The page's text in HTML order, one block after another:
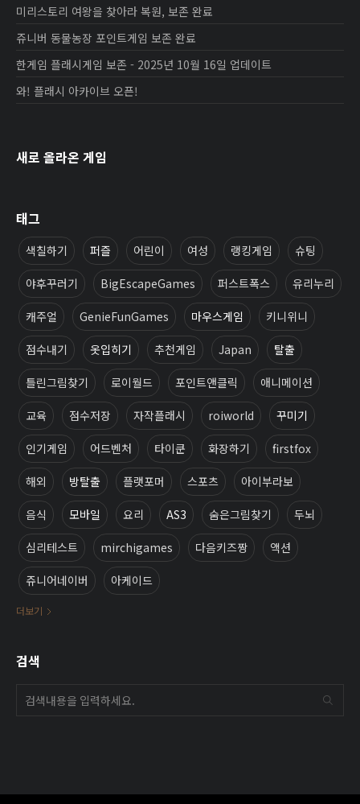
미리스토리 여왕을 찾아라 복원, 보존 완료
쥬니버 동물농장 포인트게임 보존 완료
한게임 플래시게임 보존 - 2025년 10월 16일 업데이트
와! 플래시 아카이브 오픈!
새로 올라온 게임
태그
색칠하기 퍼즐 어린이 여성 랭킹게임 슈팅
야후꾸러기 BigEscapeGames 퍼스트폭스 유리누리
캐주얼 GenieFunGames 마우스게임 키니위니
점수내기 옷입히기 추천게임 Japan 탈출
틀린그림찾기 로이월드 포인트앤클릭 애니메이션
교육 점수저장 자작플래시 roiworld 꾸미기
인기게임 어드벤처 타이쿤 화장하기 firstfox
해외 방탈출 플랫포머 스포츠 아이부라보
음식 모바일 요리 AS3 숨은그림찾기 두뇌
심리테스트 mirchigames 다음키즈짱 액션
쥬니어네이버 아케이드
더보기
검색